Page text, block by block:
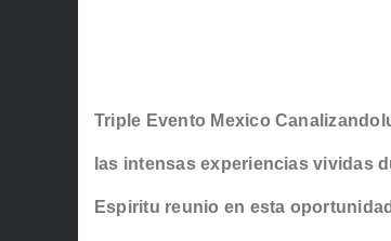
Triple Evento Mexico
las intensas experiencias vividas
Espiritu reunio en esta